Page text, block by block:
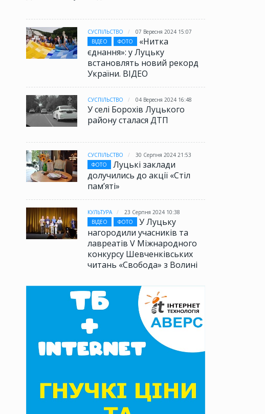
СУСПІЛЬСТВО
07 Вересня 2024 15:07
ВІДЕО
ФОТО
«Нитка
єднання»: у Луцьку
встановлять новий рекорд
України. ВІДЕО
СУСПІЛЬСТВО 04 Вересня 2024 16:48
У селі Борохів Луцького
району сталася ДТП
СУСПІЛЬСТВО
30 Серпня 2024 21:53
ФОТО
Луцькі заклади
долучились до акції «Стіл
памʼяті»
КУЛЬТУРА
23 Серпня 2024 10:38
ВІДЕО
ФОТО
У Луцьку
нагородили учасників та
лавреатів V Міжнародного
конкурсу Шевченківських
читань «Свобода» з Волині